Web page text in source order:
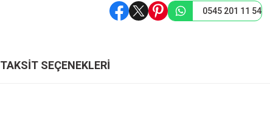
0545 201 11 54
TAKSIT SEÇENEKLERI